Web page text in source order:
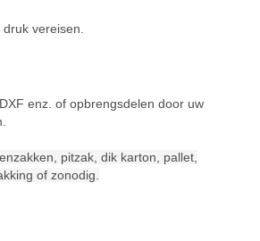
vereisen.
enz. of opbrengsdelen door uw
pitzak, dik karton, pallet,
of zonodig.